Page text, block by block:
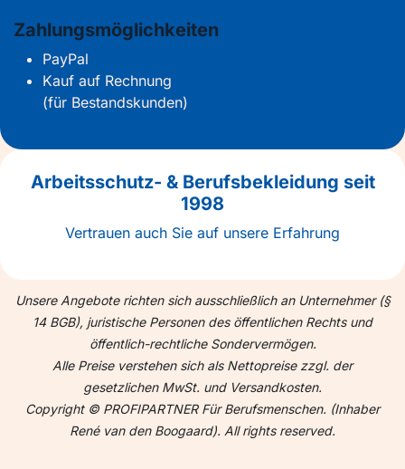
Zahlungsmöglichkeiten
PayPal
Kauf auf Rechnung
(für Bestandskunden)
Arbeitsschutz- & Berufsbekleidung seit
1998
Vertrauen auch Sie auf unsere Erfahrung
Unsere Angebote richten sich ausschließlich an Unternehmer (§
14 BGB), juristische Personen des öffentlichen Rechts und
öffentlich-rechtliche Sondervermögen.
Alle Preise verstehen sich als Nettopreise zzgl. der
gesetzlichen MwSt. und Versandkosten.
Copyright © PROFIPARTNER Für Berufsmenschen. (Inhaber
René van den Boogaard). All rights reserved.